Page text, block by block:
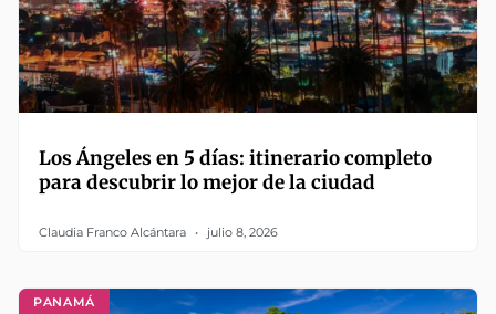
Los Ángeles en 5 días: itinerario completo
para descubrir lo mejor de la ciudad
Claudia Franco Alcántara julio 8, 2026
PANAMÁ